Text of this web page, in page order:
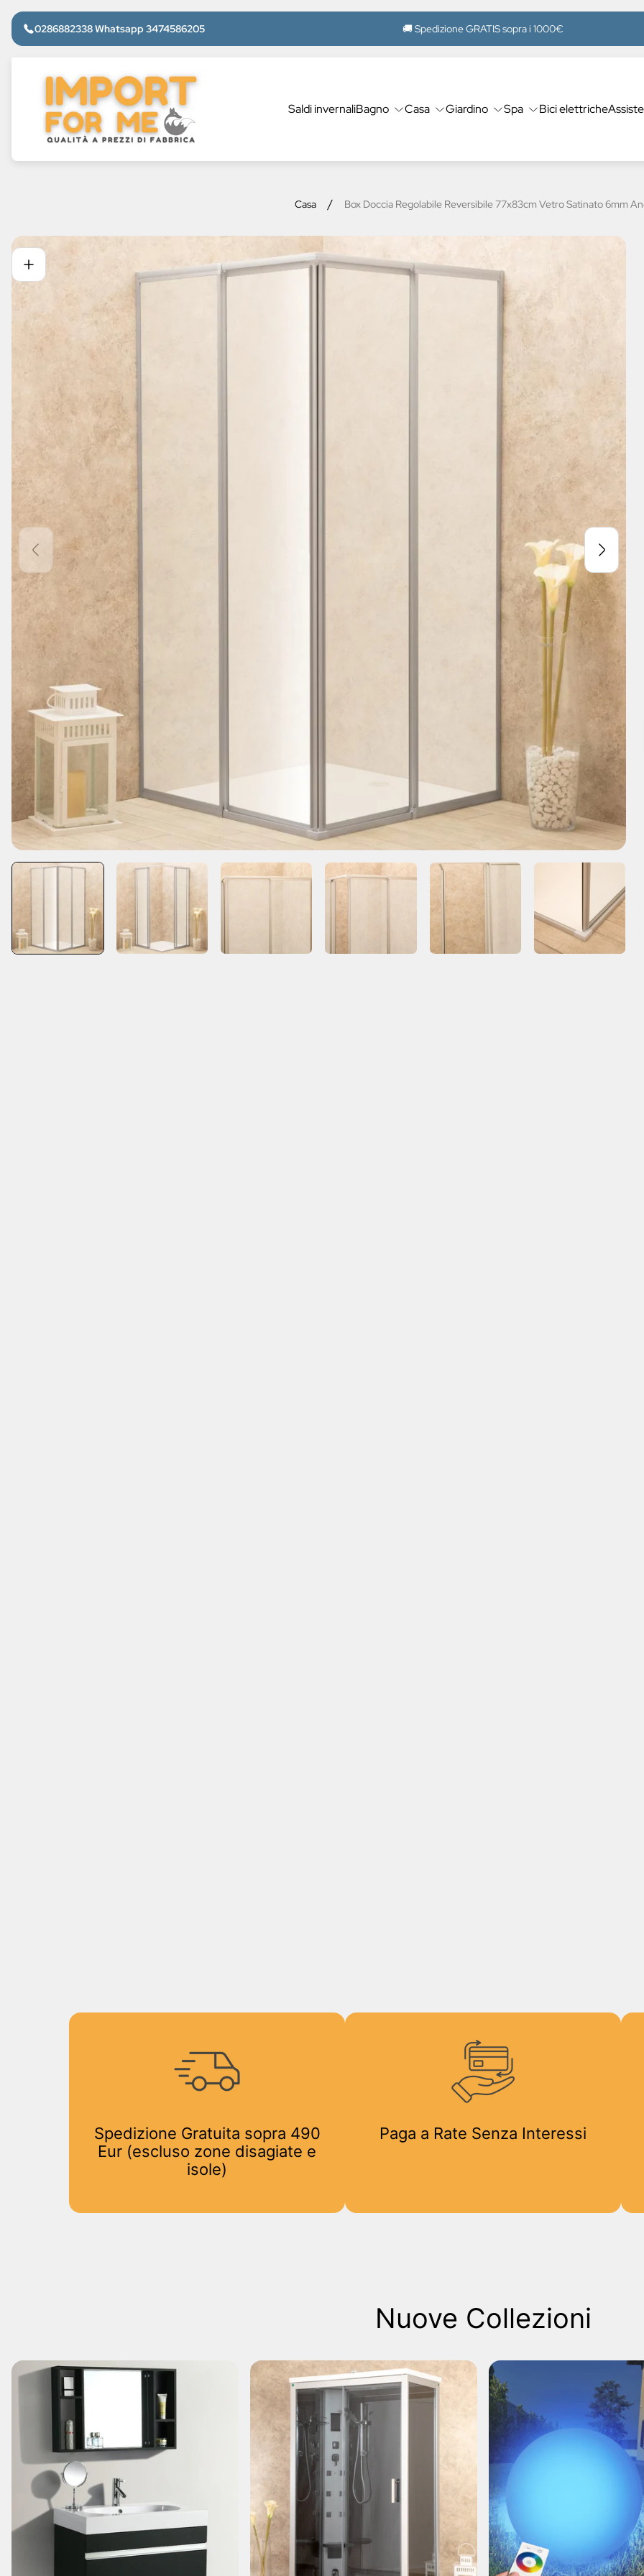
0286882338 Whatsapp 3474586205 🚚 Spedizione GRATIS sopra i 1000€
Logo
negozio"
Saldi invernaliBagno Casa Giardino Spa Bici elettriche
Casa / Box Doccia Regolabile Reversibile 77x83cm Vetro Satinato 6mm
Spedizione Gratuita sopra 490
Eur (escluso zone disagiate e
isole)
Paga a Rate Senza Interessi
Nuove Collezioni